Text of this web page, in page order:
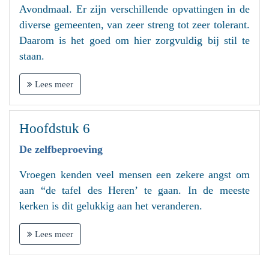
Avondmaal. Er zijn verschillende opvattingen in de
diverse gemeenten, van zeer streng tot zeer tolerant.
Daarom is het goed om hier zorgvuldig bij stil te
staan.
Lees meer
Hoofdstuk 6
De zelfbeproeving
Vroegen kenden veel mensen een zekere angst om
aan “de tafel des Heren’ te gaan. In de meeste
kerken is dit gelukkig aan het veranderen.
Lees meer